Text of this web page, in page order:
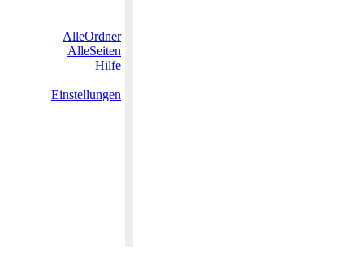
AlleOrdner
AlleSeiten
Hilfe
Einstellungen